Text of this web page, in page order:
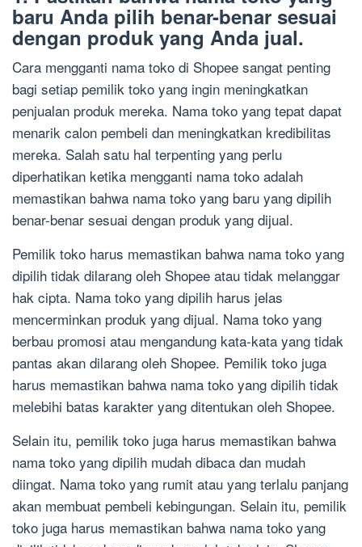
baru Anda pilih benar-benar sesuai
dengan produk yang Anda jual.
Cara mengganti nama toko di Shopee sangat penting
bagi setiap pemilik toko yang ingin meningkatkan
penjualan produk mereka. Nama toko yang tepat dapat
menarik calon pembeli dan meningkatkan kredibilitas
mereka. Salah satu hal terpenting yang perlu
diperhatikan ketika mengganti nama toko adalah
memastikan bahwa nama toko yang baru yang dipilih
benar-benar sesuai dengan produk yang dijual.
Pemilik toko harus memastikan bahwa nama toko yang
dipilih tidak dilarang oleh Shopee atau tidak melanggar
hak cipta. Nama toko yang dipilih harus jelas
mencerminkan produk yang dijual. Nama toko yang
berbau promosi atau mengandung kata-kata yang tidak
pantas akan dilarang oleh Shopee. Pemilik toko juga
harus memastikan bahwa nama toko yang dipilih tidak
melebihi batas karakter yang ditentukan oleh Shopee.
Selain itu, pemilik toko juga harus memastikan bahwa
nama toko yang dipilih mudah dibaca dan mudah
diingat. Nama toko yang rumit atau yang terlalu panjang
akan membuat pembeli kebingungan. Selain itu, pemilik
toko juga harus memastikan bahwa nama toko yang